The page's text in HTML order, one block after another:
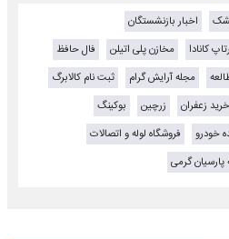
اخبار بازنشستگان
کانادا مخازن پلی اتیلن
فال حافظ
مجله آرایش گرام
ثبت نام کالابرگ
خرید زعفران زرچین
بوکینگ
خودرو
فروشگاه لوله و اتصالات
گرمی